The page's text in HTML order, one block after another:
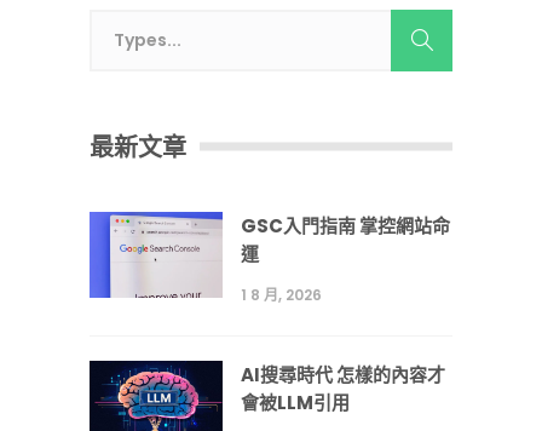
最新文章
GSC入門指南 掌控網站命
運
1 8 月, 2026
AI搜尋時代 怎樣的內容才
會被LLM引用